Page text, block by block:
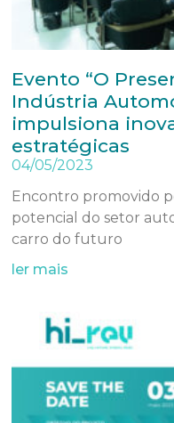
Evento “O
Indústria
impulsiona
estratégicas
04/05/2023
Encontro promovido
potencial do setor
carro do futuro
ler mais